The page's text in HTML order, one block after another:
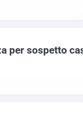
per sospetto